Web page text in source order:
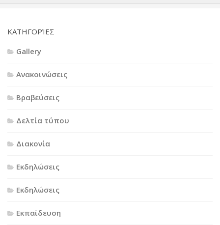
KΑΤΗΓΟΡΊΕΣ
Gallery
Ανακοινώσεις
Βραβεύσεις
Δελτία τύπου
Διακονία
Εκδηλώσεις
Εκδηλώσεις
Εκπαίδευση